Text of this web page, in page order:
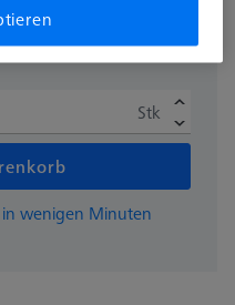
Stk
in wenigen Minuten